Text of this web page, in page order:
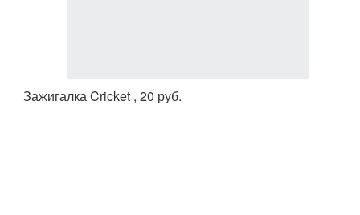
Зажигалка Cricket , 20 руб.